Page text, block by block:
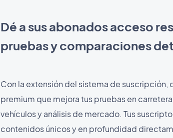
Dé a sus abonados acceso
pruebas y comparaciones
Con la extensión del sistema de suscripción,
premium que mejora tus pruebas en
vehículos y análisis de mercado. Tus
contenidos únicos y en profundidad